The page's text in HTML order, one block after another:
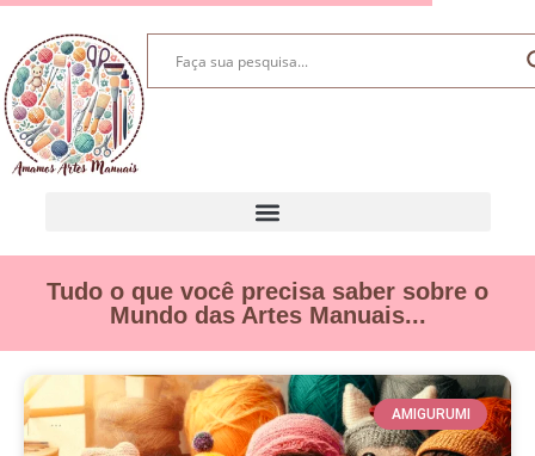
Tudo o que você precisa saber sobre o
Mundo das Artes Manuais...
AMIGURUMI